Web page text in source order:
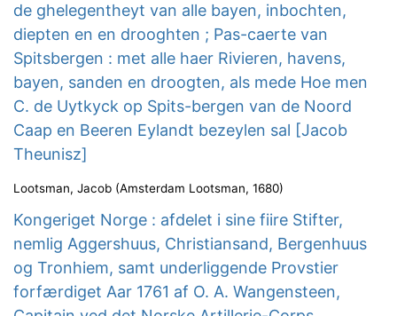
de ghelegentheyt van alle bayen, inbochten,
diepten en en drooghten ; Pas-caerte van
Spitsbergen : met alle haer Rivieren, havens,
bayen, sanden en droogten, als mede Hoe men
C. de Uytkyck op Spits-bergen van de Noord
Caap en Beeren Eylandt bezeylen sal [Jacob
Theunisz]
Lootsman, Jacob (Amsterdam Lootsman, 1680)
Kongeriget Norge : afdelet i sine fiire Stifter,
nemlig Aggershuus, Christiansand, Bergenhuus
og Tronhiem, samt underliggende Provstier
forfærdiget Aar 1761 af O. A. Wangensteen,